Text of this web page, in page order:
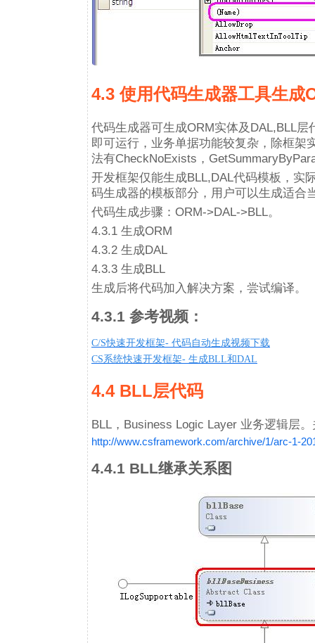
4.3 使用代码生成器工具生
代码生成器可生成ORM实体及DAL,BLL
即可运行，业务单据功能较复杂，除框架
法有CheckNoExists，
开发框架仅能生成BLL,DAL代码模板，实
码生成器的模板部分，用户可以生成适合
代码生成步骤：ORM->DAL->BLL。
4.3.1 生成ORM
4.3.2 生成DAL
4.3.3 生成BLL
生成后将代码加入解决方案，尝试编译。
4.3.1 参考视频：
C/S快速开发框架- 代码自动生成视频下载
CS系统快速开发框架- 生成BLL和DAL
4.4 BLL层代码
BLL，Business Logic Layer 业务逻辑层
http://www.csframework.com/archive/1/arc-1-
4.4.1 BLL继承关系图